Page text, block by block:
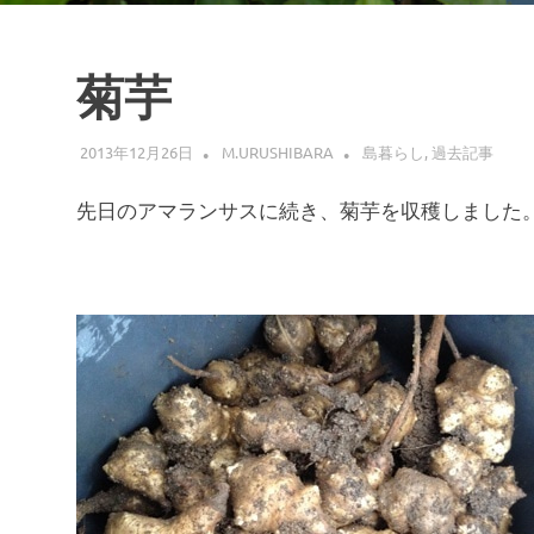
菊芋
2013年12月26日 M.URUSHIBARA 島暮らし,過去記事
先日のアマランサスに続き、菊芋を収穫しました